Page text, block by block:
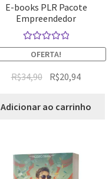
E-books PLR Pacote
Empreendedor
Avaliação
5.00de 5
OFERTA!
R$34,90 R$20,94
Adicionar ao carrinho